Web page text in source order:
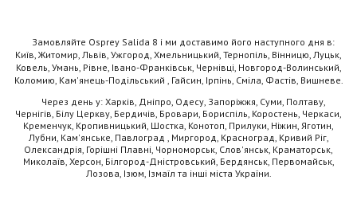
Замовляйте Osprey Salida 8 і ми доставимо його наступного дня в:
Київ, Житомир, Львів, Ужгород, Хмельницький, Тернопіль, Вінницю, Луцьк,
Ковель, Умань, Рівне, Івано-Франківськ, Чернівці, Новгород-Волинський,
Коломию, Кам'янець-Подільський , Гайсин, Ірпінь, Сміла, Фастів, Вишневе.
Через день у: Харків, Дніпро, Одесу, Запоріжжя, Суми, Полтаву,
Чернігів, Білу Церкву, Бердичів, Бровари, Бориспіль, Коростень, Черкаси,
Кременчук, Кропивницький, Шостка, Конотоп, Прилуки, Ніжин, Яготин,
Лубни, Кам'янське, Павлоград , Миргород, Красноград, Кривий Ріг,
Олександрія, Горішні Плавні, Чорноморськ, Слов'янськ, Краматорськ,
Миколаїв, Херсон, Білгород-Дністровський, Бердянськ, Первомайськ,
Лозова, Ізюм, Ізмаїл та інші міста України.